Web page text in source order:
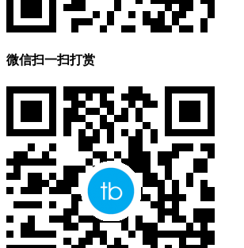
微信扫一扫打赏